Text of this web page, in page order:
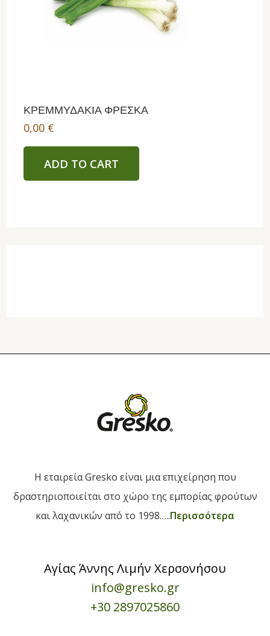
ΚΡΕΜΜΥΔΑΚΙΑ ΦΡΕΣΚΑ
0,00 €
ADD TO CART
H εταιρεία Gresko είναι μια επιχείρηση που
δραστηριοποιείται στο χώρο της εμπορίας φρούτων
και λαχανικών από το 1998…..Περισσότερα
Αγίας Άννης Λιμήν Χερσονήσου
info@gresko.gr
+30 2897025860